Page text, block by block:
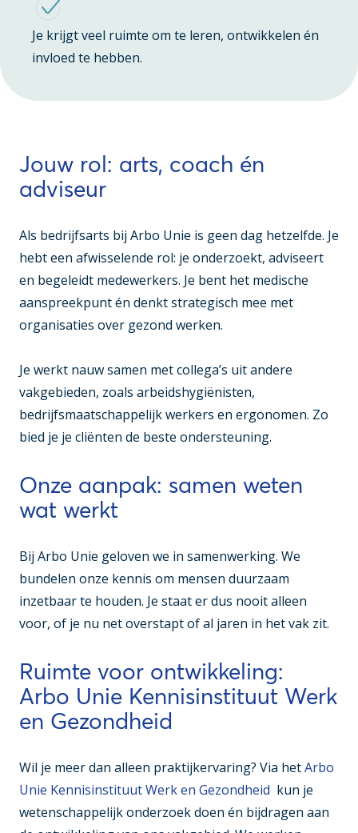
Je krijgt veel ruimte om te leren, ontwikkelen én
invloed te hebben.
Jouw rol: arts, coach én
adviseur
Als bedrijfsarts bij Arbo Unie is geen dag hetzelfde. Je
hebt een afwisselende rol: je onderzoekt, adviseert
en begeleidt medewerkers. Je bent het medische
aanspreekpunt én denkt strategisch mee met
organisaties over gezond werken.
Je werkt nauw samen met collega’s uit andere
vakgebieden, zoals arbeidshygiënisten,
bedrijfsmaatschappelijk werkers en ergonomen. Zo
bied je je cliënten de beste ondersteuning.
Onze aanpak: samen weten
wat werkt
Bij Arbo Unie geloven we in samenwerking. We
bundelen onze kennis om mensen duurzaam
inzetbaar te houden. Je staat er dus nooit alleen
voor, of je nu net overstapt of al jaren in het vak zit.
Ruimte voor ontwikkeling:
Arbo Unie Kennisinstituut Werk
en Gezondheid
Wil je meer dan alleen praktijkervaring? Via hetArbo
Unie Kennisinstituut Werk en Gezondheid kun je
wetenschappelijk onderzoek doen én bijdragen aan